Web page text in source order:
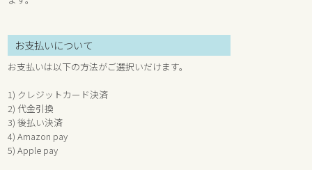
お支払いについて
お支払いは以下の方法がご選択いだけます。
1) クレジットカード決済
2) 代金引換
3) 後払い決済
4) Amazon pay
5) Apple pay